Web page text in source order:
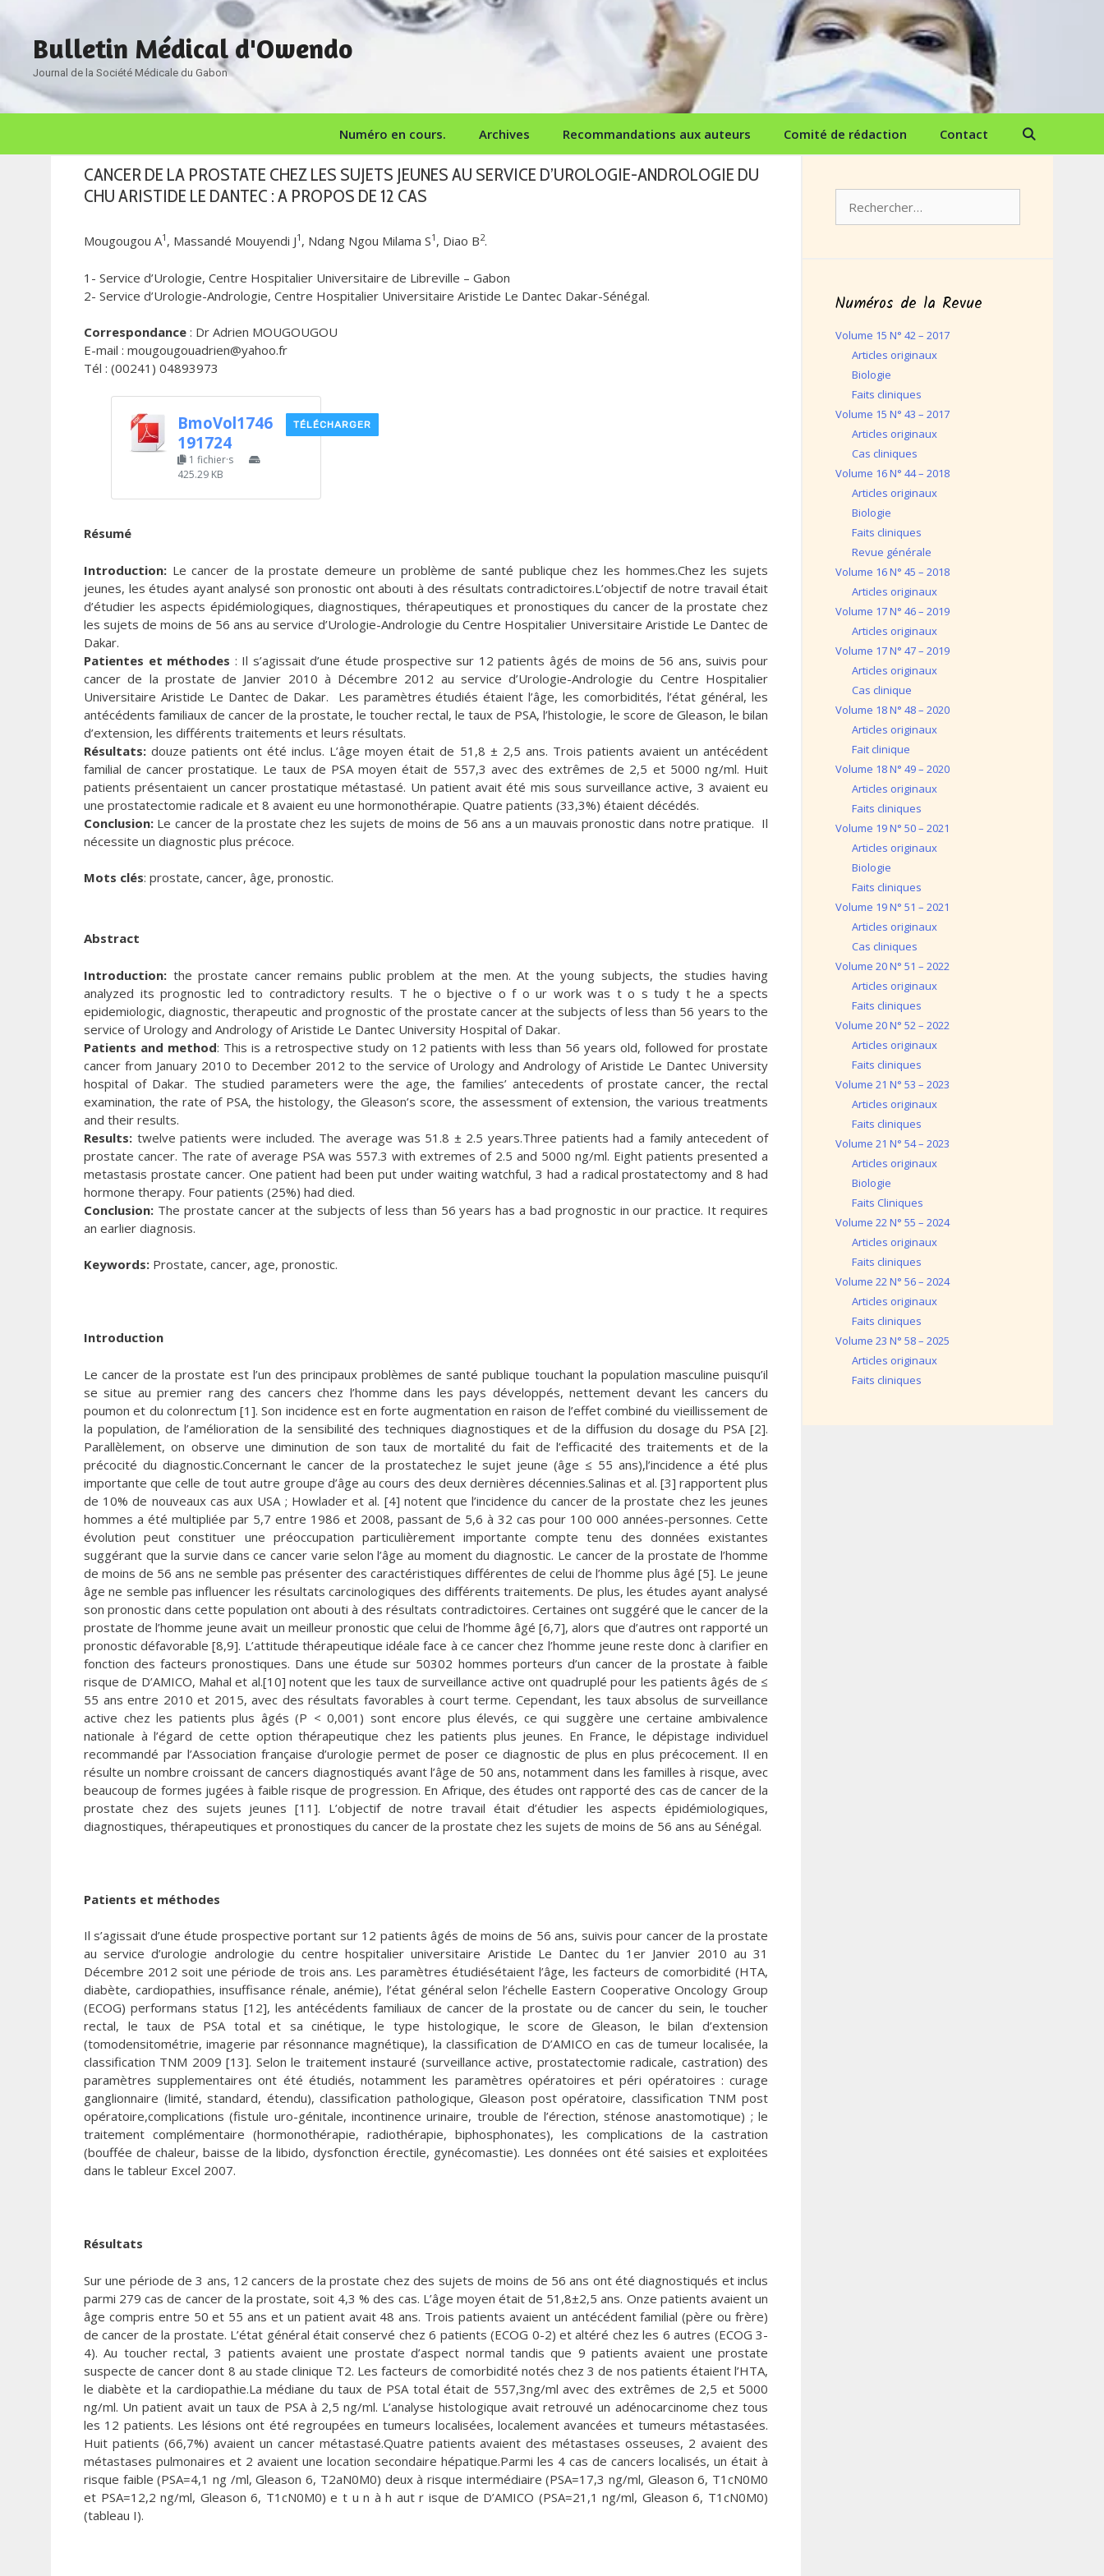
contenuBulletin Médical d'Owendo
Journal de la Société Médicale du Gabon
Numéro en cours. Archives Recommandations aux auteurs Comité de rédaction Contact
CANCER DE LA PROSTATE CHEZ LES SUJETS JEUNES AU SERVICE D’UROLOGIE-ANDROLOGIE DU
CHU ARISTIDE LE DANTEC : A PROPOS DE 12 CAS
Mougougou A1 , Massandé Mouyendi J1 , Ndang Ngou Milama S1 , Diao B2.
1- Service d’Urologie, Centre Hospitalier Universitaire de Libreville – Gabon
2- Service d’Urologie-Andrologie, Centre Hospitalier Universitaire Aristide Le Dantec Dakar-Sénégal.
Correspondance : Dr Adrien MOUGOUGOU
E-mail : mougougouadrien@yahoo.fr
Tél : (00241) 04893973
BmoVol1746
191724
1 fichier·s
425.29 KB
TÉLÉCHARGER
Résumé
Introduction: Le cancer de la prostate demeure un problème de santé publique chez les hommes.Chez les sujets
jeunes, les études ayant analysé son pronostic ont abouti à des résultats contradictoires.L’objectif de notre travail était
d’étudier les aspects épidémiologiques, diagnostiques, thérapeutiques et pronostiques du cancer de la prostate chez
les sujets de moins de 56 ans au service d’Urologie-Andrologie du Centre Hospitalier Universitaire Aristide Le Dantec de
Dakar.
Patientes et méthodes : Il s’agissait d’une étude prospective sur 12 patients âgés de moins de 56 ans, suivis pour
cancer de la prostate de Janvier 2010 à Décembre 2012 au service d’Urologie-Andrologie du Centre Hospitalier
Universitaire Aristide Le Dantec de Dakar. Les paramètres étudiés étaient l’âge, les comorbidités, l’état général, les
antécédents familiaux de cancer de la prostate, le toucher rectal, le taux de PSA, l’histologie, le score de Gleason, le bilan
d’extension, les différents traitements et leurs résultats.
Résultats: douze patients ont été inclus. L’âge moyen était de 51,8 ± 2,5 ans. Trois patients avaient un antécédent
familial de cancer prostatique. Le taux de PSA moyen était de 557,3 avec des extrêmes de 2,5 et 5000 ng/ml. Huit
patients présentaient un cancer prostatique métastasé. Un patient avait été mis sous surveillance active, 3 avaient eu
une prostatectomie radicale et 8 avaient eu une hormonothérapie. Quatre patients (33,3%) étaient décédés.
Conclusion: Le cancer de la prostate chez les sujets de moins de 56 ans a un mauvais pronostic dans notre pratique. Il
nécessite un diagnostic plus précoce.
Mots clés: prostate, cancer, âge, pronostic.
Abstract
Introduction: the prostate cancer remains public problem at the men. At the young subjects, the studies having
analyzed its prognostic led to contradictory results. T he o bjective o f o ur work was t o s tudy t he a spects
epidemiologic, diagnostic, therapeutic and prognostic of the prostate cancer at the subjects of less than 56 years to the
service of Urology and Andrology of Aristide Le Dantec University Hospital of Dakar.
Patients and method: This is a retrospective study on 12 patients with less than 56 years old, followed for prostate
cancer from January 2010 to December 2012 to the service of Urology and Andrology of Aristide Le Dantec University
hospital of Dakar. The studied parameters were the age, the families’ antecedents of prostate cancer, the rectal
examination, the rate of PSA, the histology, the Gleason’s score, the assessment of extension, the various treatments
and their results.
Results: twelve patients were included. The average was 51.8 ± 2.5 years.Three patients had a family antecedent of
prostate cancer. The rate of average PSA was 557.3 with extremes of 2.5 and 5000 ng/ml. Eight patients presented a
metastasis prostate cancer. One patient had been put under waiting watchful, 3 had a radical prostatectomy and 8 had
hormone therapy. Four patients (25%) had died.
Conclusion: The prostate cancer at the subjects of less than 56 years has a bad prognostic in our practice. It requires
an earlier diagnosis.
Keywords: Prostate, cancer, age, pronostic.
Introduction
Le cancer de la prostate est l’un des principaux problèmes de santé publique touchant la population masculine puisqu’il
se situe au premier rang des cancers chez l’homme dans les pays développés, nettement devant les cancers du
poumon et du colonrectum [1]. Son incidence est en forte augmentation en raison de l’effet combiné du vieillissement de
la population, de l’amélioration de la sensibilité des techniques diagnostiques et de la diffusion du dosage du PSA [2].
Parallèlement, on observe une diminution de son taux de mortalité du fait de l’efficacité des traitements et de la
précocité du diagnostic.Concernant le cancer de la prostatechez le sujet jeune (âge ≤ 55 ans),l’incidence a été plus
importante que celle de tout autre groupe d’âge au cours des deux dernières décennies.Salinas et al. [3] rapportent plus
de 10% de nouveaux cas aux USA ; Howlader et al. [4] notent que l’incidence du cancer de la prostate chez les jeunes
hommes a été multipliée par 5,7 entre 1986 et 2008, passant de 5,6 à 32 cas pour 100 000 années-personnes. Cette
évolution peut constituer une préoccupation particulièrement importante compte tenu des données existantes
suggérant que la survie dans ce cancer varie selon l’âge au moment du diagnostic. Le cancer de la prostate de l’homme
de moins de 56 ans ne semble pas présenter des caractéristiques différentes de celui de l’homme plus âgé [5]. Le jeune
âge ne semble pas influencer les résultats carcinologiques des différents traitements. De plus, les études ayant analysé
son pronostic dans cette population ont abouti à des résultats contradictoires. Certaines ont suggéré que le cancer de la
prostate de l’homme jeune avait un meilleur pronostic que celui de l’homme âgé [6,7], alors que d’autres ont rapporté un
pronostic défavorable [8,9]. L’attitude thérapeutique idéale face à ce cancer chez l’homme jeune reste donc à clarifier en
fonction des facteurs pronostiques. Dans une étude sur 50302 hommes porteurs d’un cancer de la prostate à faible
risque de D’AMICO, Mahal et al.[10] notent que les taux de surveillance active ont quadruplé pour les patients âgés de ≤
55 ans entre 2010 et 2015, avec des résultats favorables à court terme. Cependant, les taux absolus de surveillance
active chez les patients plus âgés (P < 0,001) sont encore plus élevés, ce qui suggère une certaine ambivalence
nationale à l’égard de cette option thérapeutique chez les patients plus jeunes. En France, le dépistage individuel
recommandé par l’Association française d’urologie permet de poser ce diagnostic de plus en plus précocement. Il en
résulte un nombre croissant de cancers diagnostiqués avant l’âge de 50 ans, notamment dans les familles à risque, avec
beaucoup de formes jugées à faible risque de progression. En Afrique, des études ont rapporté des cas de cancer de la
prostate chez des sujets jeunes [11]. L’objectif de notre travail était d’étudier les aspects épidémiologiques,
diagnostiques, thérapeutiques et pronostiques du cancer de la prostate chez les sujets de moins de 56 ans au Sénégal.
Patients et méthodes
Il s’agissait d’une étude prospective portant sur 12 patients âgés de moins de 56 ans, suivis pour cancer de la prostate
au service d’urologie andrologie du centre hospitalier universitaire Aristide Le Dantec du 1er Janvier 2010 au 31
Décembre 2012 soit une période de trois ans. Les paramètres étudiésétaient l’âge, les facteurs de comorbidité (HTA,
diabète, cardiopathies, insuffisance rénale, anémie), l’état général selon l’échelle Eastern Cooperative Oncology Group
(ECOG) performans status [12], les antécédents familiaux de cancer de la prostate ou de cancer du sein, le toucher
rectal, le taux de PSA total et sa cinétique, le type histologique, le score de Gleason, le bilan d’extension
(tomodensitométrie, imagerie par résonnance magnétique), la classification de D’AMICO en cas de tumeur localisée, la
classification TNM 2009 [13]. Selon le traitement instauré (surveillance active, prostatectomie radicale, castration) des
paramètres supplementaires ont été étudiés, notamment les paramètres opératoires et péri opératoires : curage
ganglionnaire (limité, standard, étendu), classification pathologique, Gleason post opératoire, classification TNM post
opératoire,complications (fistule uro-génitale, incontinence urinaire, trouble de l’érection, sténose anastomotique) ; le
traitement complémentaire (hormonothérapie, radiothérapie, biphosphonates), les complications de la castration
(bouffée de chaleur, baisse de la libido, dysfonction érectile, gynécomastie). Les données ont été saisies et exploitées
dans le tableur Excel 2007.
Résultats
Sur une période de 3 ans, 12 cancers de la prostate chez des sujets de moins de 56 ans ont été diagnostiqués et inclus
parmi 279 cas de cancer de la prostate, soit 4,3 % des cas. L’âge moyen était de 51,8±2,5 ans. Onze patients avaient un
âge compris entre 50 et 55 ans et un patient avait 48 ans. Trois patients avaient un antécédent familial (père ou frère)
de cancer de la prostate. L’état général était conservé chez 6 patients (ECOG 0-2) et altéré chez les 6 autres (ECOG 3-
4). Au toucher rectal, 3 patients avaient une prostate d’aspect normal tandis que 9 patients avaient une prostate
suspecte de cancer dont 8 au stade clinique T2. Les facteurs de comorbidité notés chez 3 de nos patients étaient l’HTA,
le diabète et la cardiopathie.La médiane du taux de PSA total était de 557,3ng/ml avec des extrêmes de 2,5 et 5000
ng/ml. Un patient avait un taux de PSA à 2,5 ng/ml. L’analyse histologique avait retrouvé un adénocarcinome chez tous
les 12 patients. Les lésions ont été regroupées en tumeurs localisées, localement avancées et tumeurs métastasées.
Huit patients (66,7%) avaient un cancer métastasé.Quatre patients avaient des métastases osseuses, 2 avaient des
métastases pulmonaires et 2 avaient une location secondaire hépatique.Parmi les 4 cas de cancers localisés, un était à
risque faible (PSA=4,1 ng /ml, Gleason 6, T2aN0M0) deux à risque intermédiaire (PSA=17,3 ng/ml, Gleason 6, T1cN0M0
et PSA=12,2 ng/ml, Gleason 6, T1cN0M0) e t u n à h aut r isque de D’AMICO (PSA=21,1 ng/ml, Gleason 6, T1cN0M0)
(tableau I).
Numéros de la Revue
Volume 15 N° 42 – 2017
Articles originaux
Biologie
Faits cliniques
Volume 15 N° 43 – 2017
Articles originaux
Cas cliniques
Volume 16 N° 44 – 2018
Articles originaux
Biologie
Faits cliniques
Revue générale
Volume 16 N° 45 – 2018
Articles originaux
Volume 17 N° 46 – 2019
Articles originaux
Volume 17 N° 47 – 2019
Articles originaux
Cas clinique
Volume 18 N° 48 – 2020
Articles originaux
Fait clinique
Volume 18 N° 49 – 2020
Articles originaux
Faits cliniques
Volume 19 N° 50 – 2021
Articles originaux
Biologie
Faits cliniques
Volume 19 N° 51 – 2021
Articles originaux
Cas cliniques
Volume 20 N° 51 – 2022
Articles originaux
Faits cliniques
Volume 20 N° 52 – 2022
Articles originaux
Faits cliniques
Volume 21 N° 53 – 2023
Articles originaux
Faits cliniques
Volume 21 N° 54 – 2023
Articles originaux
Biologie
Faits Cliniques
Volume 22 N° 55 – 2024
Articles originaux
Faits cliniques
Volume 22 N° 56 – 2024
Articles originaux
Faits cliniques
Volume 23 N° 58 – 2025
Articles originaux
Faits cliniques